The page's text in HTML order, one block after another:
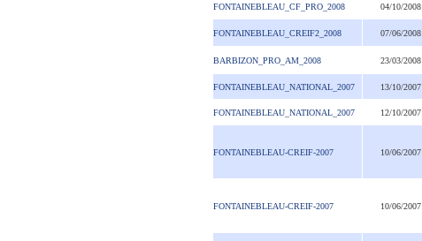
FONTAINEBLEAU_CF_PRO_2008 04/10/2008
FONTAINEBLEAU_CREIF2_2008 07/06/2008
BARBIZON_PRO_AM_2008 23/03/2008
FONTAINEBLEAU_NATIONAL_2007 13/10/2007
FONTAINEBLEAU_NATIONAL_2007 12/10/2007
FONTAINEBLEAU-CREIF-2007 10/06/2007
FONTAINEBLEAU-CREIF-2007 10/06/2007